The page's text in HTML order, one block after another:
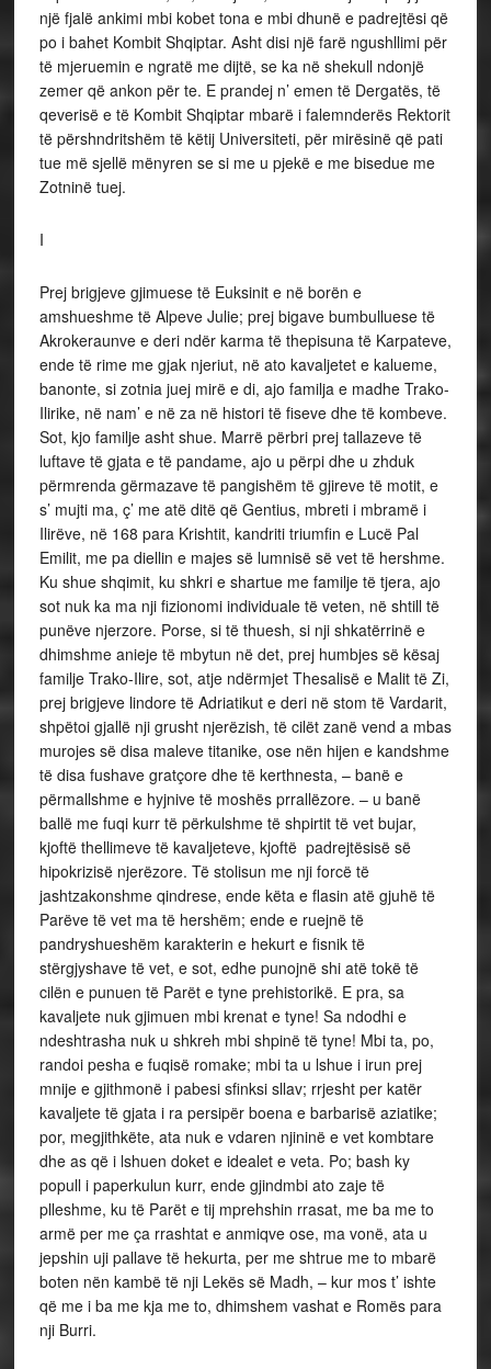
një fjalë ankimi mbi kobet tona e mbi dhunë e padrejtësi që
po i bahet Kombit Shqiptar. Asht disi një farë ngushllimi për
të mjeruemin e ngratë me dijtë, se ka në shekull ndonjë
zemer që ankon për te. E prandej n’ emen të Dergatës, të
qeverisë e të Kombit Shqiptar mbarë i falemnderës Rektorit
të përshndritshëm të këtij Universiteti, për mirësinë që pati
tue më sjellë mënyren se si me u pjekë e me bisedue me
Zotninë tuej.
I
Prej brigjeve gjimuese të Euksinit e në borën e
amshueshme të Alpeve Julie; prej bigave bumbulluese të
Akrokeraunve e deri ndër karma të thepisuna të Karpateve,
ende të rime me gjak njeriut, në ato kavaljetet e kalueme,
banonte, si zotnia juej mirë e di, ajo familja e madhe Trako-
Ilirike, në nam’ e në za në histori të fiseve dhe të kombeve.
Sot, kjo familje asht shue. Marrë përbri prej tallazeve të
luftave të gjata e të pandame, ajo u përpi dhe u zhduk
përmrenda gërmazave të pangishëm të gjireve të motit, e
s’ mujti ma, ç’ me atë ditë që Gentius, mbreti i mbramë i
Ilirëve, në 168 para Krishtit, kandriti triumfin e Lucë Pal
Emilit, me pa diellin e majes së lumnisë së vet të hershme.
Ku shue shqimit, ku shkri e shartue me familje të tjera, ajo
sot nuk ka ma nji fizionomi individuale të veten, në shtill të
punëve njerzore. Porse, si të thuesh, si nji shkatërrinë e
dhimshme anieje të mbytun në det, prej humbjes së kësaj
familje Trako-Ilire, sot, atje ndërmjet Thesalisë e Malit të Zi,
prej brigjeve lindore të Adriatikut e deri në stom të Vardarit,
shpëtoi gjallë nji grusht njerëzish, të cilët zanë vend a mbas
murojes së disa maleve titanike, ose nën hijen e kandshme
të disa fushave gratçore dhe të kerthnesta, – banë e
përmallshme e hyjnive të moshës prrallëzore. – u banë
ballë me fuqi kurr të përkulshme të shpirtit të vet bujar,
kjoftë thellimeve të kavaljeteve, kjoftë padrejtësisë së
hipokrizisë njerëzore. Të stolisun me nji forcë të
jashtzakonshme qindrese, ende këta e flasin atë gjuhë të
Parëve të vet ma të hershëm; ende e ruejnë të
pandryshueshëm karakterin e hekurt e fisnik të
stërgjyshave të vet, e sot, edhe punojnë shi atë tokë të
cilën e punuen të Parët e tyne prehistorikë. E pra, sa
kavaljete nuk gjimuen mbi krenat e tyne! Sa ndodhi e
ndeshtrasha nuk u shkreh mbi shpinë të tyne! Mbi ta, po,
randoi pesha e fuqisë romake; mbi ta u lshue i irun prej
mnije e gjithmonë i pabesi sfinksi sllav; rrjesht per katër
kavaljete të gjata i ra persipër boena e barbarisë aziatike;
por, megjithkëte, ata nuk e vdaren njininë e vet kombtare
dhe as që i lshuen doket e idealet e veta. Po; bash ky
popull i paperkulun kurr, ende gjindmbi ato zaje të
plleshme, ku të Parët e tij mprehshin rrasat, me ba me to
armë per me ça rrashtat e anmiqve ose, ma vonë, ata u
jepshin uji pallave të hekurta, per me shtrue me to mbarë
boten nën kambë të nji Lekës së Madh, – kur mos t’ ishte
që me i ba me kja me to, dhimshem vashat e Romës para
nji Burri.